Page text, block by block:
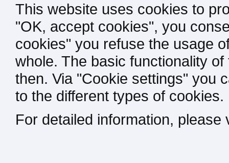
This website uses cookies to
"OK, accept cookies", you
cookies" you refuse the usage
whole. The basic functionality
then. Via "Cookie settings" you
to the different types of cookies.
For detailed information,